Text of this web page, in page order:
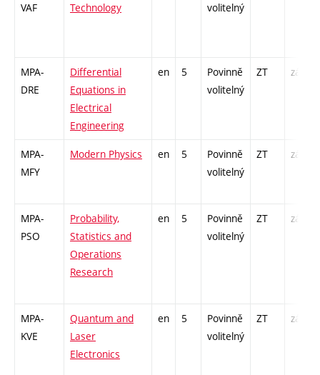
VAF
Technology
volitelný
MPA-
DRE
Differential
Equations in
Electrical
Engineering
en 5
Povinně
volitelný
ZT zá,zk
MPA-
MFY
Modern Physics en 5
Povinně
volitelný
ZT zá,zk
MPA-
PSO
Probability,
Statistics and
Operations
Research
en 5
Povinně
volitelný
ZT zá,zk
MPA-
KVE
Quantum and
Laser
Electronics
en 5
Povinně
volitelný
ZT zá,zk